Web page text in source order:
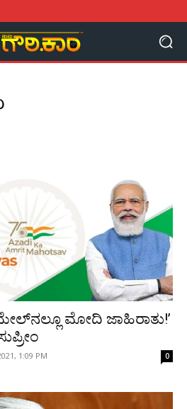
ಮೋದಿ ಜಾಹಿರಾತು!’
1:09 PM 0